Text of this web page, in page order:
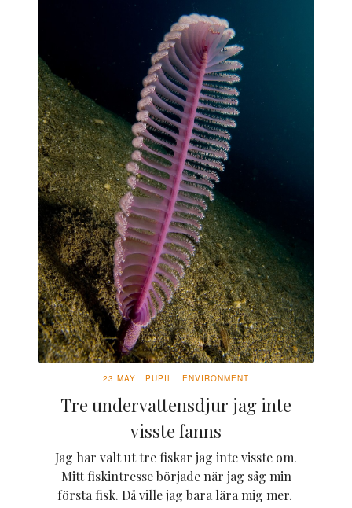
23 MAY PUPIL ENVIRONMENT
Tre undervattensdjur jag inte
visste fanns
Jag har valt ut tre fiskar jag inte visste om.
Mitt fiskintresse började när jag såg min
första fisk. Då ville jag bara lära mig mer.